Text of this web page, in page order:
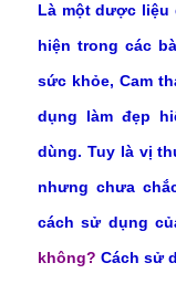
Là một dược
hiện trong các
sức khỏe, Cam
dụng làm đẹp
dùng. Tuy là vị
nhưng chưa
cách sử dụng
không? Cách sử